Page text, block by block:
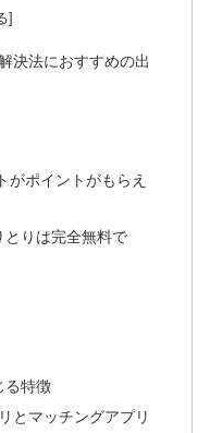
決法におすすめの出
がポイントがもらえ
りは完全無料で
る特徴
とマッチングアプリ